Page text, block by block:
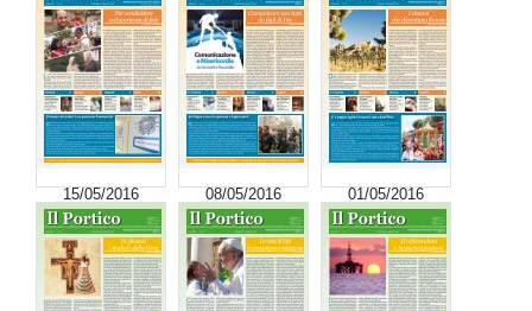
15/05/2016 08/05/2016 01/05/2016